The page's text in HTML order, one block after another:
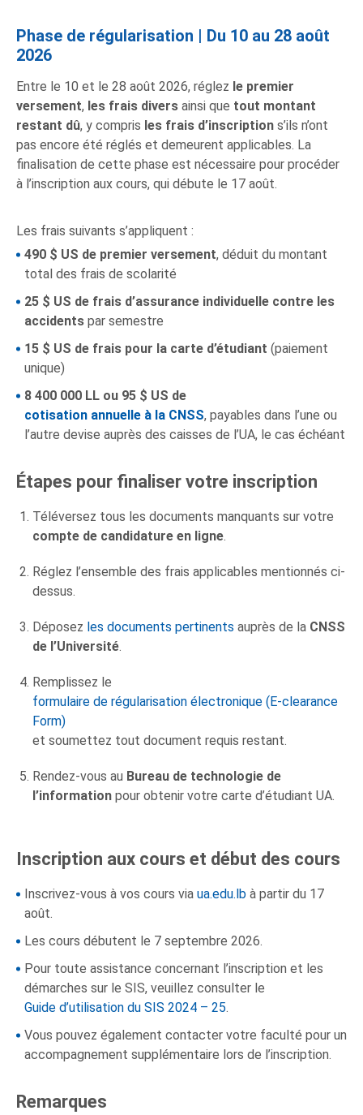
Phase de régularisation | Du 10 au 28 août
2026
Entre le 10 et le 28 août 2026, réglez le premier
versement, les frais divers ainsi que tout montant
restant dû, y compris les frais d’inscription s’ils n’ont
pas encore été réglés et demeurent applicables. La
finalisation de cette phase est nécessaire pour procéder
à l’inscription aux cours, qui débute le 17 août.
Les frais suivants s’appliquent :
490 $ US de premier versement, déduit du montant
total des frais de scolarité
25 $ US de frais d’assurance individuelle contre les
accidents par semestre
15 $ US de frais pour la carte d’étudiant (paiement
unique)
8 400 000 LL ou 95 $ US de
cotisation annuelle à la CNSS, payables dans l’une ou
l’autre devise auprès des caisses de l’UA, le cas échéant
Étapes pour finaliser votre inscription
Téléversez tous les documents manquants sur votre
compte de candidature en ligne.
Réglez l’ensemble des frais applicables mentionnés ci-
dessus.
Déposez les documents pertinents auprès de la CNSS
de l’Université.
Remplissez le
formulaire de régularisation électronique (E-clearance
Form)
et soumettez tout document requis restant.
Rendez-vous au Bureau de technologie de
l’information pour obtenir votre carte d’étudiant UA.
Inscription aux cours et début des cours
Inscrivez-vous à vos cours via ua.edu.lb à partir du 17
août.
Les cours débutent le 7 septembre 2026.
Pour toute assistance concernant l’inscription et les
démarches sur le SIS, veuillez consulter le
Guide d’utilisation du SIS 2024 – 25.
Vous pouvez également contacter votre faculté pour un
accompagnement supplémentaire lors de l’inscription.
Remarques